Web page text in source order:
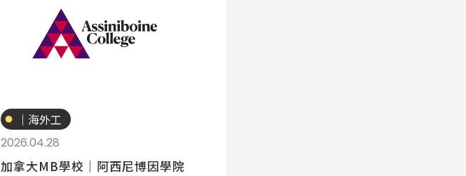
｜海外工
讀
2026.04.28
加拿大MB學校│阿西尼博因學院